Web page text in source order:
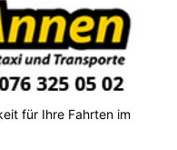
für Ihre Fahrten im